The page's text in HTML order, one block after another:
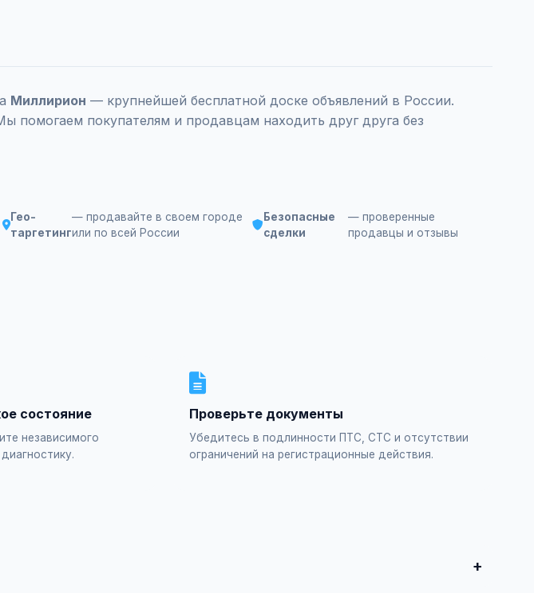
Миллирион — крупнейшей бесплатной доске объявлений в России.
помогаем покупателям и продавцам находить друг друга без
Гео-
таргетинг
— продавайте в своем городе
или по всей России
Безопасные
сделки
— проверенные
продавцы и отзывы
состояние
независимого
Проверьте документы
Убедитесь в подлинности ПТС, СТС и отсутствии
ограничений на регистрационные действия.